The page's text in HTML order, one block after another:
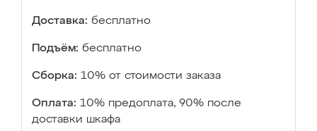
Доставка: бесплатно
Подъём: бесплатно
Сборка: 10% от стоимости заказа
Оплата: 10% предоплата, 90% после
доставки шкафа